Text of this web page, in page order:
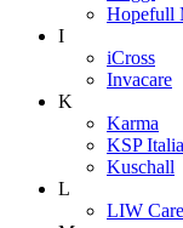
Hopefull
I
iCross
Invacare
K
Karma
KSP
Kuschall
L
LIW Care